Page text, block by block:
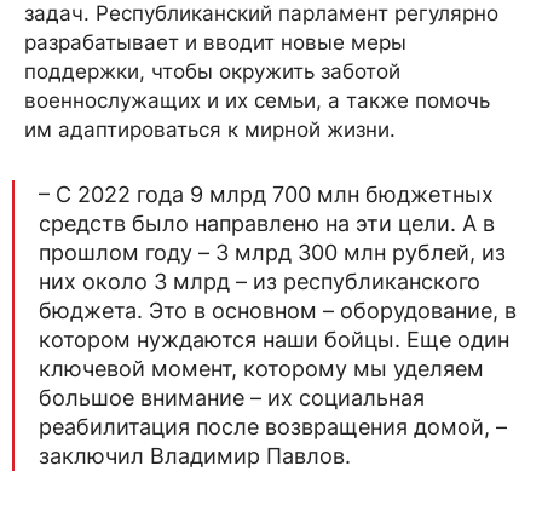
задач. Республиканский парламент регулярно
разрабатывает и вводит новые меры
поддержки, чтобы окружить заботой
военнослужащих и их семьи, а также помочь
им адаптироваться к мирной жизни.
– С 2022 года 9 млрд 700 млн бюджетных
средств было направлено на эти цели. А в
прошлом году – 3 млрд 300 млн рублей, из
них около 3 млрд – из республиканского
бюджета. Это в основном – оборудование, в
котором нуждаются наши бойцы. Еще один
ключевой момент, которому мы уделяем
большое внимание – их социальная
реабилитация после возвращения домой, –
заключил Владимир Павлов.